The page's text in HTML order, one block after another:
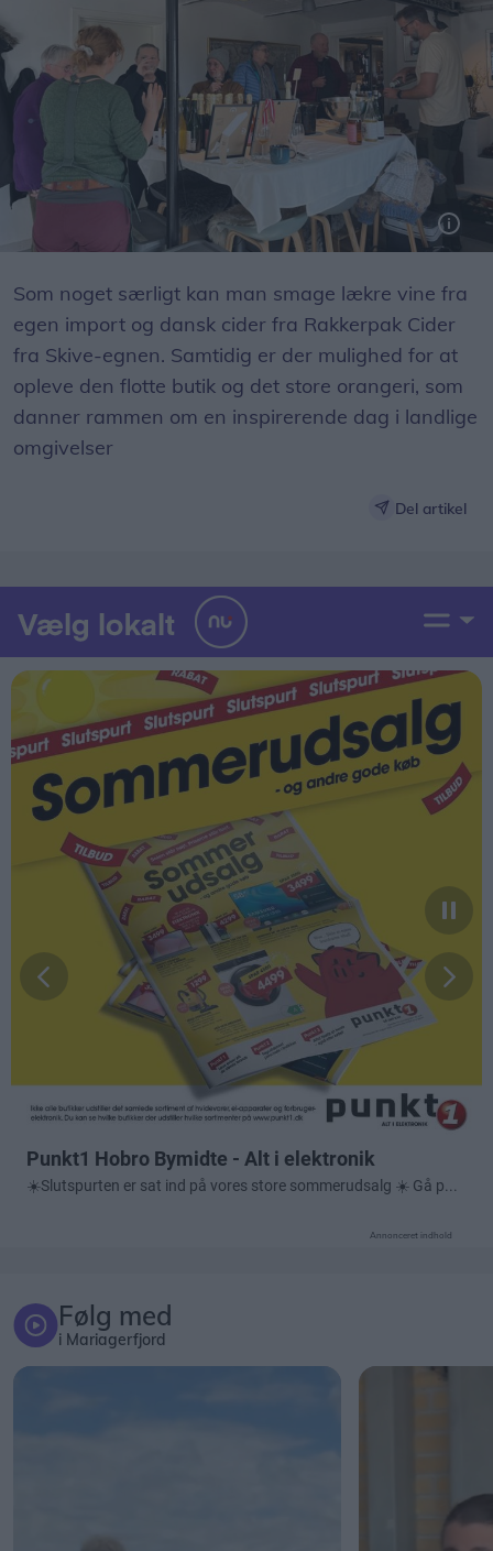
Som noget særligt kan man smage lækre vine fra
egen import og dansk cider fra Rakkerpak Cider
fra Skive-egnen. Samtidig er der mulighed for at
opleve den flotte butik og det store orangeri, som
danner rammen om en inspirerende dag i landlige
omgivelser
Del artikel
Annonceret indhold
Følg med
i Mariagerfjord